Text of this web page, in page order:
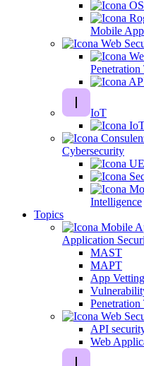
Mobile
Penetration
IoT
Cybersecurity
Intelligence
Topics
Application
MAST
MAPT
App Vetting
Penetration
API
Web